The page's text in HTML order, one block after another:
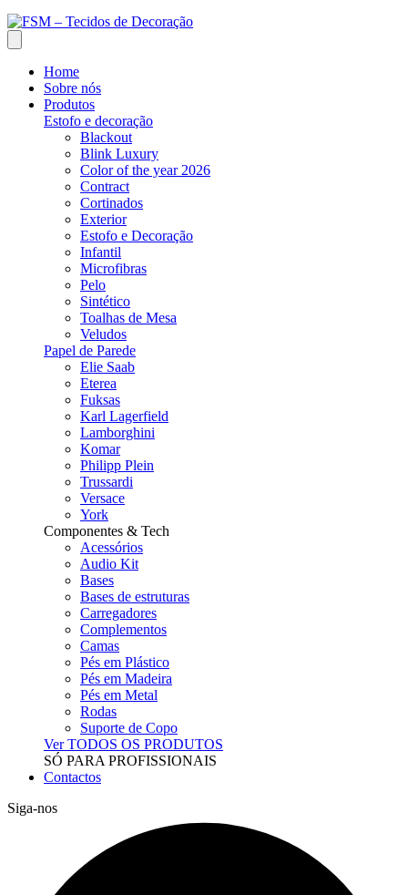
Home
Sobre nós
Produtos
Estofo e decoração
Blackout
Blink Luxury
Color of the year 2026
Contract
Cortinados
Exterior
Estofo e Decoração
Infantil
Microfibras
Pelo
Sintético
Toalhas de Mesa
Veludos
Papel de Parede
Elie Saab
Eterea
Fuksas
Karl Lagerfield
Lamborghini
Komar
Philipp Plein
Trussardi
Versace
York
Componentes & Tech
Acessórios
Audio Kit
Bases
Bases de estruturas
Carregadores
Complementos
Camas
Pés em Plástico
Pés em Madeira
Pés em Metal
Rodas
Suporte de Copo
Ver TODOS OS PRODUTOS
SÓ PARA PROFISSIONAIS
Contactos
Siga-nos